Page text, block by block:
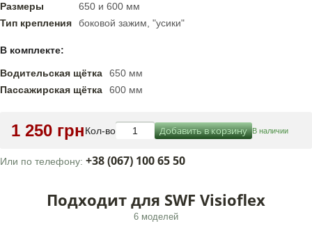
Размеры
650 и 600 мм
Тип крепления
боковой зажим, "усики"
В комплекте:
Водительская щётка
650 мм
Пассажирская щётка
600 мм
1 250 грнКол-во Добавить в корзину В наличии
Или по телефону: +38 (067) 100 65 50
Подходит для SWF Visioflex
6 моделей